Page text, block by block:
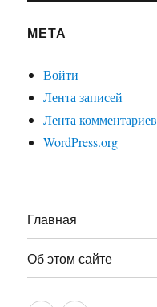
МЕТА
Войти
Лента записей
Лента комментариев
WordPress.org
Главная
Об этом сайте